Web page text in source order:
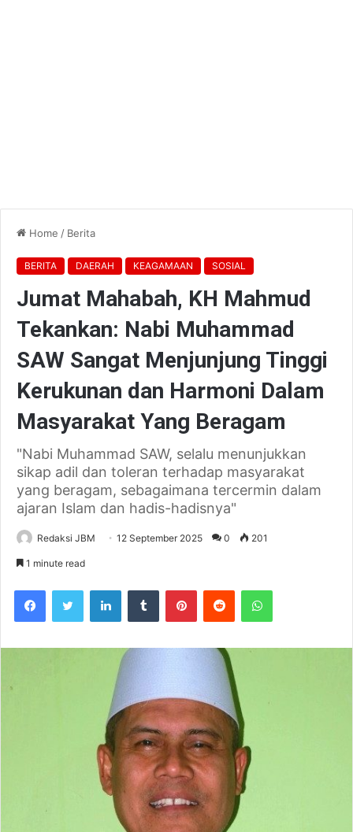
Home / Berita
BERITA DAERAH KEAGAMAAN SOSIAL
Jumat Mahabah, KH Mahmud
Tekankan: Nabi Muhammad
SAW Sangat Menjunjung Tinggi
Kerukunan dan Harmoni Dalam
Masyarakat Yang Beragam
"Nabi Muhammad SAW, selalu menunjukkan
sikap adil dan toleran terhadap masyarakat
yang beragam, sebagaimana tercermin dalam
ajaran Islam dan hadis-hadisnya"
Redaksi JBM 12 September 2025 0 201
1 minute read